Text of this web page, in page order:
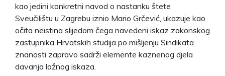
kao jedini konkretni navod o nastanku štete
Sveučilištu u Zagrebu iznio Mario Grčević, ukazuje kao
očita neistina slijedom čega navedeni iskaz zakonskog
zastupnika Hrvatskih studija po mišljenju Sindikata
znanosti zapravo sadrži elemente kaznenog djela
davanja lažnog iskaza.